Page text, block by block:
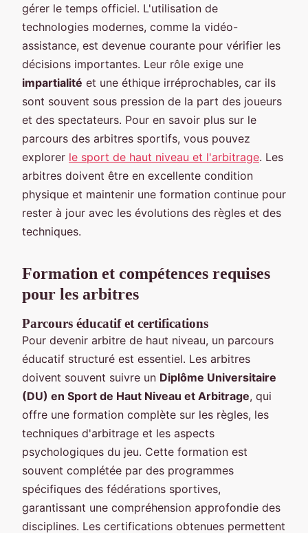
gérer le temps officiel. L'utilisation de
technologies modernes, comme la vidéo-
assistance, est devenue courante pour vérifier les
décisions importantes. Leur rôle exige une
impartialité et une éthique irréprochables, car ils
sont souvent sous pression de la part des joueurs
et des spectateurs. Pour en savoir plus sur le
parcours des arbitres sportifs, vous pouvez
explorer le sport de haut niveau et l'arbitrage. Les
arbitres doivent être en excellente condition
physique et maintenir une formation continue pour
rester à jour avec les évolutions des règles et des
techniques.
Formation et compétences requises
pour les arbitres
Parcours éducatif et certifications
Pour devenir arbitre de haut niveau, un parcours
éducatif structuré est essentiel. Les arbitres
doivent souvent suivre un Diplôme Universitaire
(DU) en Sport de Haut Niveau et Arbitrage, qui
offre une formation complète sur les règles, les
techniques d'arbitrage et les aspects
psychologiques du jeu. Cette formation est
souvent complétée par des programmes
spécifiques des fédérations sportives,
garantissant une compréhension approfondie des
disciplines. Les certifications obtenues permettent